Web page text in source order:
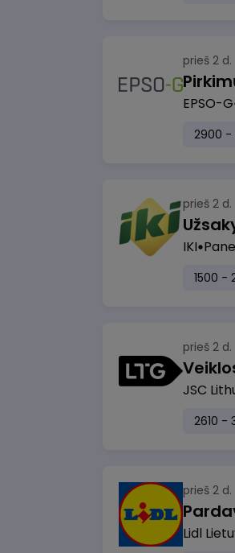
prieš 2 d.
EPSO-G
2900
prieš 2 d.
IKI
1500 -
prieš 2 d.
JSC
2610 -
prieš 2 d.
Lidl